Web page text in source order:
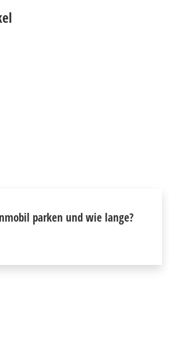
parken und wie lange?